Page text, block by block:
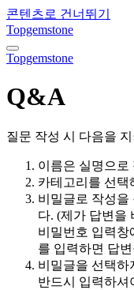
콘텐츠로 건너뛰기
Topgemstone
내
비
이
션
글
Topgemstone
Q&A
질문 작성 시 다음을
이름은 실명으로
카테고리를 선택
비밀글로 작성을
다. (제가 답변을
비밀번호 입력창
를 입력하면 답
비밀글을 선택하
반드시 입력하셔